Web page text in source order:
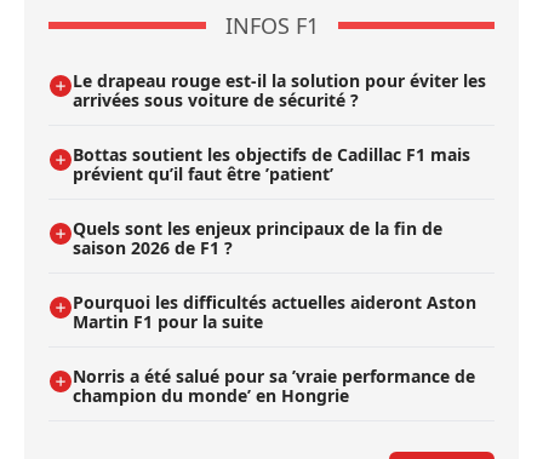
INFOS F1
Le drapeau rouge est-il la solution pour éviter les
arrivées sous voiture de sécurité ?
Bottas soutient les objectifs de Cadillac F1 mais
prévient qu’il faut être ’patient’
Quels sont les enjeux principaux de la fin de
saison 2026 de F1 ?
Pourquoi les difficultés actuelles aideront Aston
Martin F1 pour la suite
Norris a été salué pour sa ’vraie performance de
champion du monde’ en Hongrie